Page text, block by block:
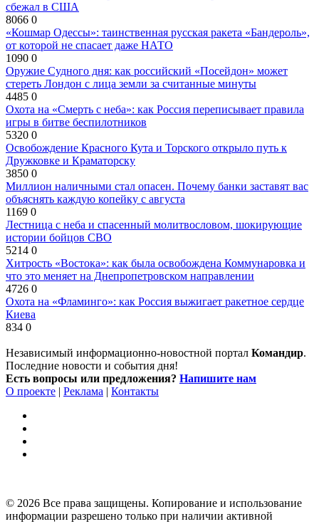
сбежал в США
8066 0
«Кошмар Одессы»: таинственная русская ракета «Бандероль»,
от которой не спасает даже НАТО
1090 0
Оружие Судного дня: как российский «Посейдон» может
стереть Лондон с лица земли за считанные минуты
4485 0
Охота на «Смерть с неба»: как Россия переписывает правила
игры в битве беспилотников
5320 0
Освобождение Красного Кута и Торского открыло путь к
Дружковке и Краматорску
3850 0
Миллион наличными стал опасен. Почему банки заставят вас
объяснять каждую копейку с августа
1169 0
Лестница с неба и спасенный молитвословом, шокирующие
истории бойцов СВО
5214 0
Хитрость «Востока»: как была освобождена Коммунаровка и
что это меняет на Днепропетровском направлении
4726 0
Охота на «Фламинго»: как Россия выжигает ракетное сердце
Киева
834 0
Независимый информационно-новостной портал Командир.
Последние новости и события дня!
Есть вопросы или предложения? Напишите нам
О проекте | Реклама | Контакты
© 2026 Все права защищены. Копирование и использование
информации разрешено только при наличии активной